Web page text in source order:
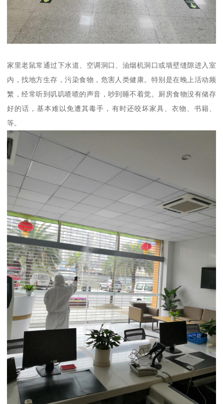
家里老鼠常通过下水道、空调洞口、油烟机洞口或墙壁缝隙进入室
内，找地方生存，污染食物，危害人类健康。特别是在晚上活动频
繁，经常听到叽叽喳喳的声音，吵到睡不着觉。厨房食物没有储存
好的话，基本难以免遭其毒手，有时还咬坏家具、衣物、书籍、
等。